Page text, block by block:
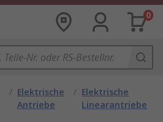
0
/ Elektrische
Antriebe
/ Elektrische
Linearantriebe